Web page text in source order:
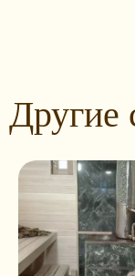
Другие